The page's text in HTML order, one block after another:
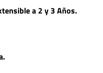
a 2 y 3 Años.